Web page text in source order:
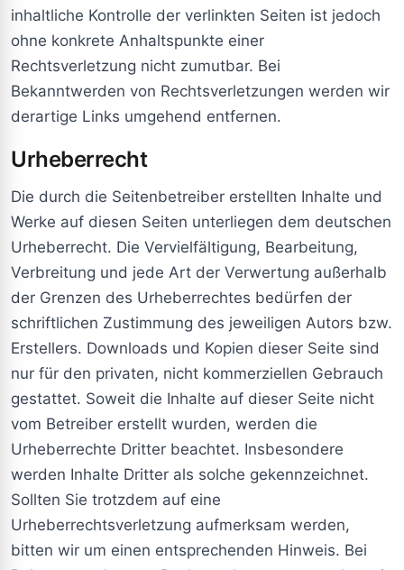
inhaltliche Kontrolle der verlinkten Seiten ist jedoch
ohne konkrete Anhaltspunkte einer
Rechtsverletzung nicht zumutbar. Bei
Bekanntwerden von Rechtsverletzungen werden wir
derartige Links umgehend entfernen.
Urheberrecht
Die durch die Seitenbetreiber erstellten Inhalte und
Werke auf diesen Seiten unterliegen dem deutschen
Urheberrecht. Die Vervielfältigung, Bearbeitung,
Verbreitung und jede Art der Verwertung außerhalb
der Grenzen des Urheberrechtes bedürfen der
schriftlichen Zustimmung des jeweiligen Autors bzw.
Erstellers. Downloads und Kopien dieser Seite sind
nur für den privaten, nicht kommerziellen Gebrauch
gestattet. Soweit die Inhalte auf dieser Seite nicht
vom Betreiber erstellt wurden, werden die
Urheberrechte Dritter beachtet. Insbesondere
werden Inhalte Dritter als solche gekennzeichnet.
Sollten Sie trotzdem auf eine
Urheberrechtsverletzung aufmerksam werden,
bitten wir um einen entsprechenden Hinweis. Bei